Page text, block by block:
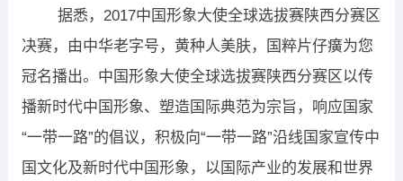
​据悉，2017中国形象大使全球选拔赛陕西分赛区
决赛，由中华老字号，黄种人美肤，国粹片仔癀为您
冠名播出。中国形象大使全球选拔赛陕西分赛区以传
播新时代中国形象、塑造国际典范为宗旨，响应国家
“一带一路”的倡议，积极向“一带一路”沿线国家宣传中
国文化及新时代中国形象，以国际产业的发展和世界